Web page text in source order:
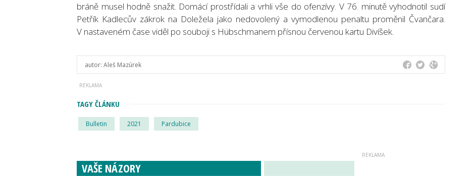
bráně musel hodně snažit. Domácí prostřídali a vrhli vše do ofenzívy. V 76. minutě vyhodnotil sudí
Petřík Kadlecův zákrok na Doležela jako nedovolený a vymodlenou penaltu proměnil Čvančara.
V nastaveném čase viděl po souboji s Hübschmanem přísnou červenou kartu Divíšek.
autor: Aleš Mazúrek
TAGY ČLÁNKU
Bulletin 2021 Pardubice
VAŠE NÁZORY